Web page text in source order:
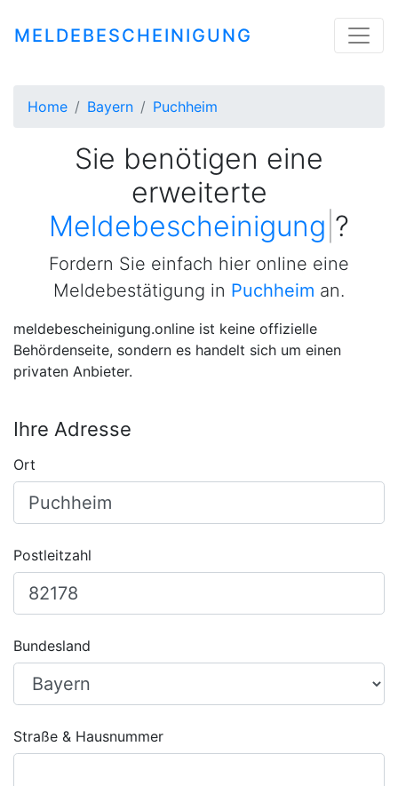
MELDEBESCHEINIGUNG
Home Bayern Puchheim
Sie benötigen eine
erweiterte
Meldebescheinigung ?
Fordern Sie einfach hier online eine
Meldebestätigung in Puchheim an.
meldebescheinigung.online ist keine offizielle
Behördenseite, sondern es handelt sich um einen
privaten Anbieter.
Ihre Adresse
Ort
Postleitzahl
Bundesland
Straße & Hausnummer